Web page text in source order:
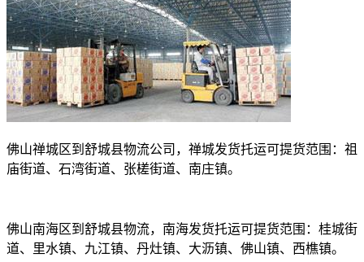
佛山禅城区到舒城县物流公司，禅城发货托运可提货范围：祖
庙街道、石湾街道、张槎街道、南庄镇。
佛山南海区到舒城县物流，南海发货托运可提货范围：桂城街
道、里水镇、九江镇、丹灶镇、大沥镇、佛山镇、西樵镇。